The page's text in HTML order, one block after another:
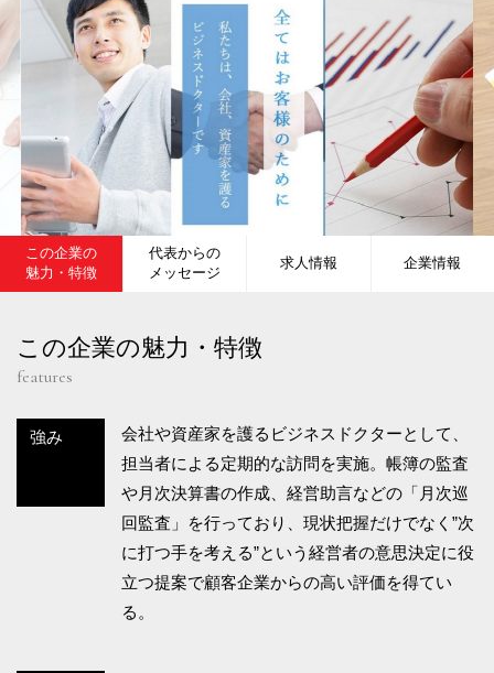
この企業の
魅力・特徴
代表からの
メッセージ
求人情報 企業情報
この企業の魅力・特徴
features
強み
会社や資産家を護るビジネスドクターとして、
担当者による定期的な訪問を実施。帳簿の監査
や月次決算書の作成、経営助言などの「月次巡
回監査」を行っており、現状把握だけでなく”次
に打つ手を考える”という経営者の意思決定に役
立つ提案で顧客企業からの高い評価を得てい
る。